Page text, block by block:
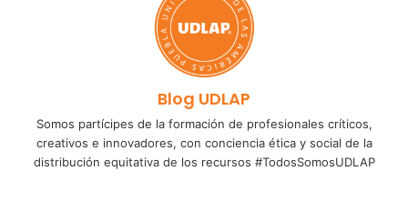
Blog UDLAP
Somos partícipes de la formación de profesionales críticos,
creativos e innovadores, con conciencia ética y social de la
distribución equitativa de los recursos #TodosSomosUDLAP